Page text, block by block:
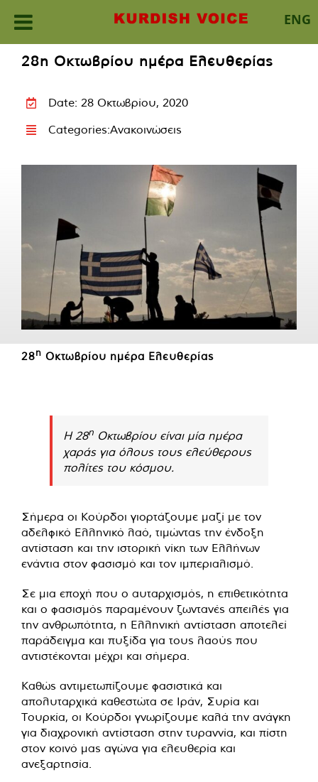
ENG
28η Οκτωβρίου ημέρα Ελευθερίας
Date: 28 Οκτωβρίου, 2020
Categories:Ανακοινώσεις
28η Οκτωβρίου ημέρα Ελευθερίας
Η 28η Οκτωβρίου είναι μία ημέρα
χαράς για όλους τους ελεύθερους
πολίτες του κόσμου.
Σήμερα οι Κούρδοι γιορτάζουμε μαζί με τον
αδελφικό Ελληνικό λαό, τιμώντας την ένδοξη
αντίσταση και την ιστορική νίκη των Ελλήνων
ενάντια στον φασισμό και τον ιμπεριαλισμό.
Σε μια εποχή που ο αυταρχισμός, η επιθετικότητα
και ο φασισμός παραμένουν ζωντανές απειλές για
την ανθρωπότητα, η Ελληνική αντίσταση αποτελεί
παράδειγμα και πυξίδα για τους λαούς που
αντιστέκονται μέχρι και σήμερα.
Καθώς αντιμετωπίζουμε φασιστικά και
απολυταρχικά καθεστώτα σε Ιράν, Συρία και
Τουρκία, οι Κούρδοι γνωρίζουμε καλά την ανάγκη
για διαχρονική αντίσταση στην τυραννία, και πίστη
στον κοινό μας αγώνα για ελευθερία και
ανεξαρτησία.